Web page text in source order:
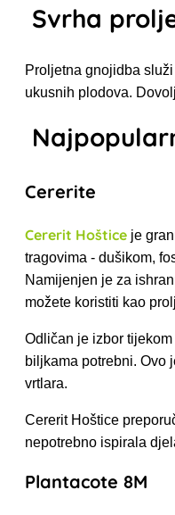
Svrha
Proljetna gnojidba
ukusnih plodova.
Cererite
Cererit Hoštice je
tragovima - dušikom,
Namijenjen je za
možete koristiti kao
Odličan je izbor
biljkama potrebni. Ovo
vrtlara.
Cererit Hoštice
nepotrebno ispirala
Plantacote 8M